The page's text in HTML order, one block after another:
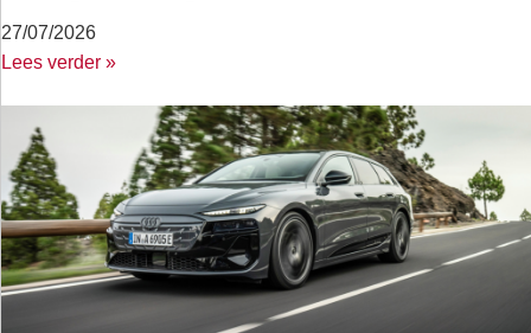
27/07/2026
Lees verder »